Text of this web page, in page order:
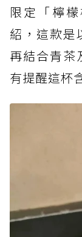
限定「檸
紹，這款是
再結合青茶
有提醒這杯